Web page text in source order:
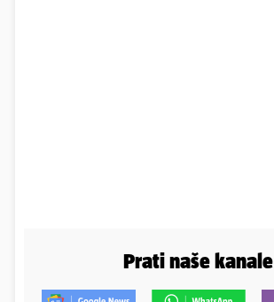
Prati naše kanale